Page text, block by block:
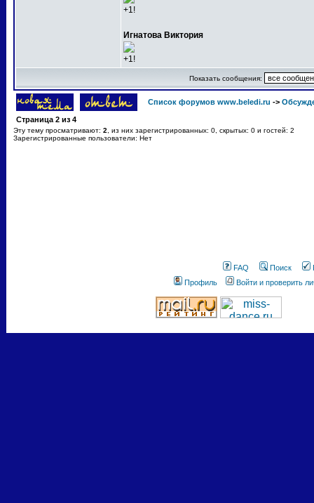
+1!
Игнатова Виктория
+1!
Показать сообщения:
Список форумов www.beledi.ru ->
Страница 2 из 4
Эту тему просматривают: 2 , из них зарегистрированных: 0, скрытых: 0 и гостей: 2
Зарегистрированные пользователи: Нет
FAQ Поиск
Профиль
Войти и проверить